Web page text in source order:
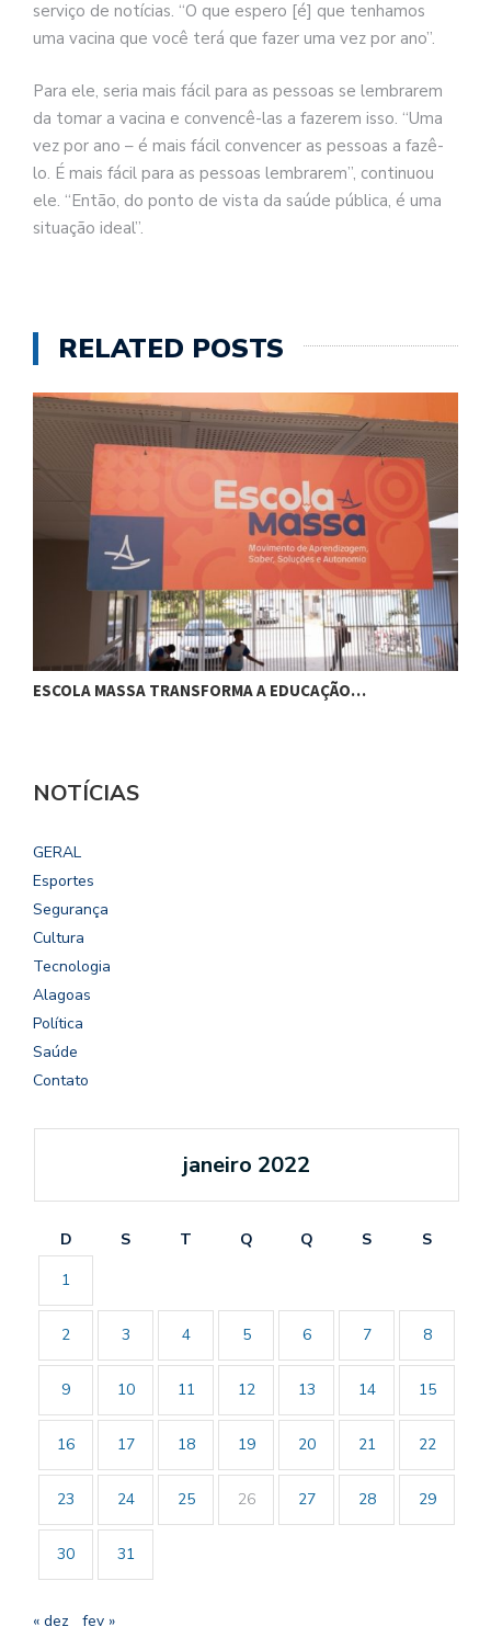
serviço de notícias. “O que espero [é] que tenhamos
uma vacina que você terá que fazer uma vez por ano”.
Para ele, seria mais fácil para as pessoas se lembrarem
da tomar a vacina e convencê-las a fazerem isso. “Uma
vez por ano – é mais fácil convencer as pessoas a fazê-
lo. É mais fácil para as pessoas lembrarem”, continuou
ele. “Então, do ponto de vista da saúde pública, é uma
situação ideal”.
RELATED POSTS
ESCOLA MASSA TRANSFORMA A EDUCAÇÃO…
NOTÍCIAS
GERAL
Esportes
Segurança
Cultura
Tecnologia
Alagoas
Política
Saúde
Contato
janeiro 2022
D S T Q Q S
S
1
2 3 4 5 6 7 8
9 10 11 12 13 14 15
16 17 18 19 20 21 22
23 24 25 26 27 28 29
30 31
« dez fev »